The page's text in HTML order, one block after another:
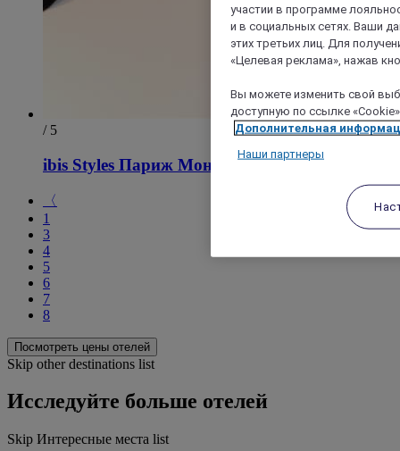
/ 5
ibis Styles Париж Монмартр Батиньоль
〈
1
3
4
5
6
7
8
Посмотреть цены отелей
Skip other destinations list
Исследуйте больше отелей
Skip Интересные места list
участии в программе
и в социальных сетях. Ваши
этих третьих лиц. Для
«Целевая реклама», нажав
Вы можете изменить свой
доступную по ссылке
Дополнительная
Наши партнеры